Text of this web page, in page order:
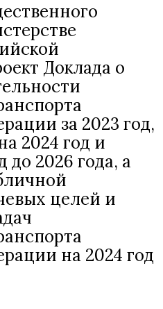
Доклада о
за 2023 год,
2024 год и
2026 года, а
целей и
на 2024 год